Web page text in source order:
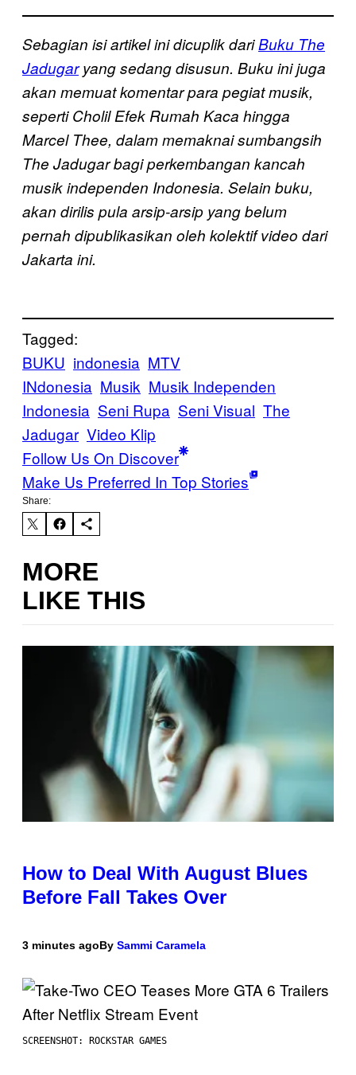
Sebagian isi artikel ini dicuplik dariBuku The
Jadugaryang sedang disusun. Buku ini juga
akan memuat komentar para pegiat musik,
seperti Cholil Efek Rumah Kaca hingga
Marcel Thee, dalam memaknai sumbangsih
The Jadugar bagi perkembangan kancah
musik independen Indonesia. Selain buku,
akan dirilis pula arsip-arsip yang belum
pernah dipublikasikan oleh kolektif video dari
Jakarta ini.
Tagged:
BUKU indonesia MTV
INdonesia Musik Musik Independen
Indonesia Seni Rupa Seni Visual The
Jadugar Video Klip
Follow Us On Discover
Make Us Preferred In Top Stories
Share:
MORE
LIKE THIS
How to Deal With August Blues
Before Fall Takes Over
3 minutes agoBy Sammi Caramela
SCREENSHOT: ROCKSTAR GAMES